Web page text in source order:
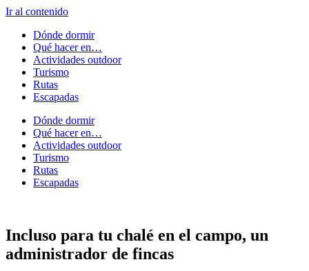
Ir al contenido
Dónde dormir
Qué hacer en…
Actividades outdoor
Turismo
Rutas
Escapadas
Dónde dormir
Qué hacer en…
Actividades outdoor
Turismo
Rutas
Escapadas
Incluso para tu chalé en el campo, un
administrador de fincas